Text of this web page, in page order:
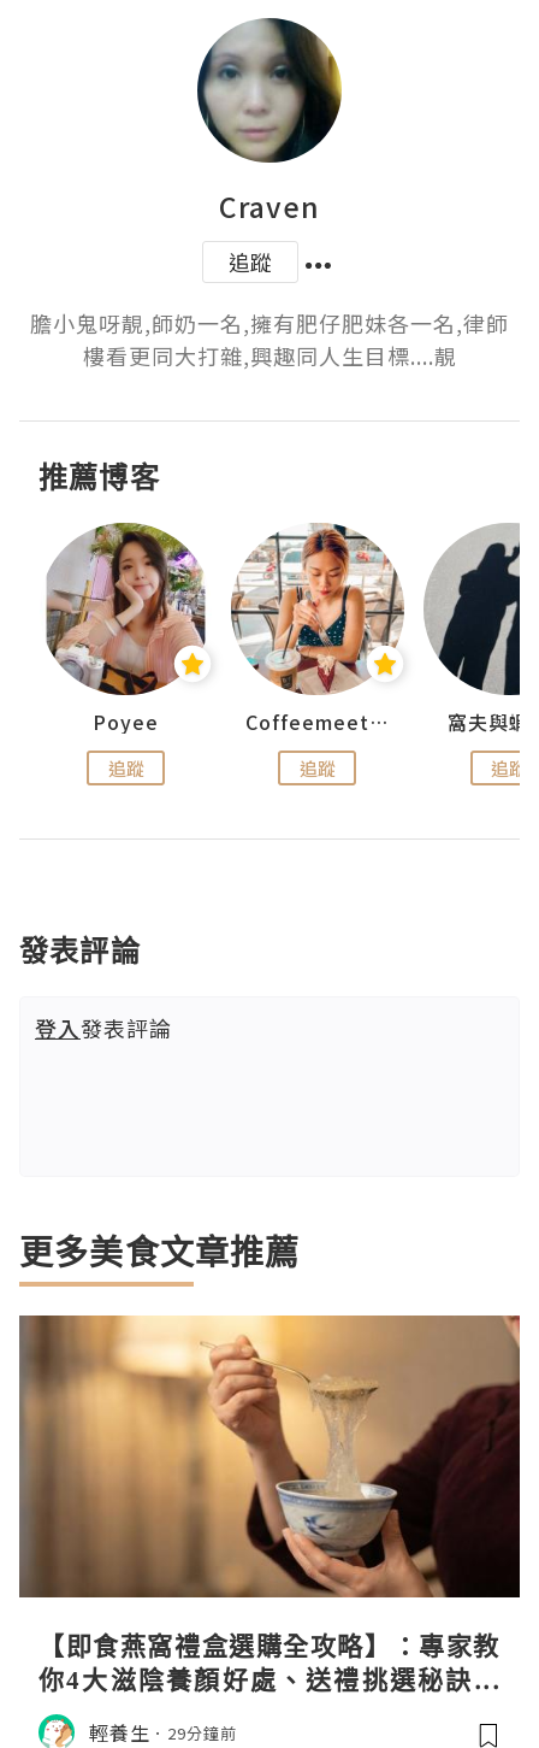
Craven
追蹤
膽小鬼呀靚,師奶一名,擁有肥仔肥妹各一名,律師
樓看更同大打雜,興趣同人生目標....靚
推薦博客
Poyee
追蹤
Coffeemeetjojo
追蹤
窩夫與蝦
追蹤
發表評論
登入發表評論
更多美食文章推薦
【即食燕窩禮盒選購全攻略】：專家教
你4大滋陰養顏好處、送禮挑選秘訣與
日常食用心得
輕養生 29分鐘前